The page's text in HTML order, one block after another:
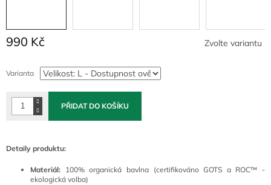
990 Kč
cena:
Zvolte variantu
Varianta
PŘIDAT DO KOŠÍKU
Detaily produktu:
Materiál: 100% organická bavlna (certifikováno GOTS a ROC™ -
ekologická volba)